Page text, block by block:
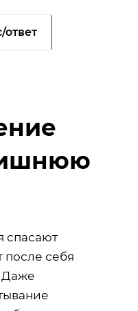
ответ
спасают
после себя
Даже